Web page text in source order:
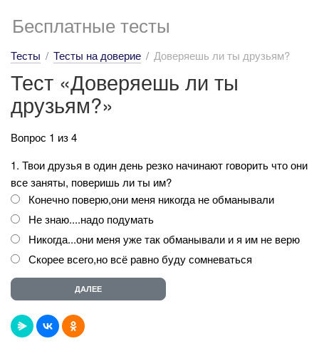
Бесплатные тесты
Тесты Тесты на доверие Доверяешь ли ты друзьям?
Тест «Доверяешь ли ты
друзьям?»
Вопрос 1 из 4
1. Твои друзья в один день резко начинают говорить что они
все заняты, поверишь ли ты им?
Конечно поверю,они меня никогда не обманывали
Не знаю....надо подумать
Никогда...они меня уже так обманывали и я им не верю
Скорее всего,но всё равно буду сомневаться